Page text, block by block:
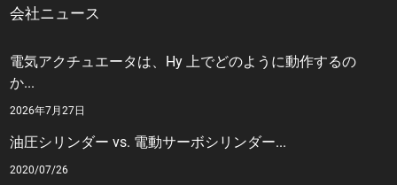
会社ニュース
電気アクチュエータは、Hy 上でどのように動作するの
か...
2026年7月27日
油圧シリンダー vs. 電動サーボシリンダー...
2020/07/26